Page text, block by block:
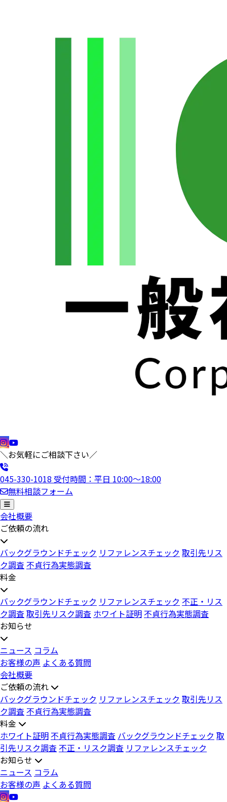
＼お気軽にご相談下さい／
045-330-1018 受付時間：平日 10:00〜18:00
無料相談フォーム
会社概要
ご依頼の流れ
バックグラウンドチェック リファレンスチェック 取引先リス
ク調査不貞行為実態調査
料金
バックグラウンドチェック リファレンスチェック 不正・リス
ク調査取引先リスク調査 ホワイト証明不貞行為実態調査
お知らせ
ニュース コラム
お客様の声 よくある質問
会社概要
ご依頼の流れ
バックグラウンドチェック リファレンスチェック 取引先リス
ク調査不貞行為実態調査
料金
ホワイト証明不貞行為実態調査 バックグラウンドチェック 取
引先リスク調査不正・リスク調査 リファレンスチェック
お知らせ
ニュース コラム
お客様の声 よくある質問